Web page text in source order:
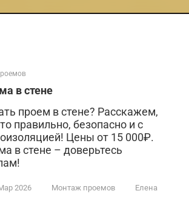
в стене
проем в стене? Расскажем,
правильно, безопасно и с
Цены от 15 000₽.
в стене – доверьтесь
2026 Монтаж проемов
Елена